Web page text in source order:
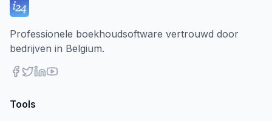
Professionele boekhoudsoftware vertrouwd door
bedrijven in Belgium.
Tools